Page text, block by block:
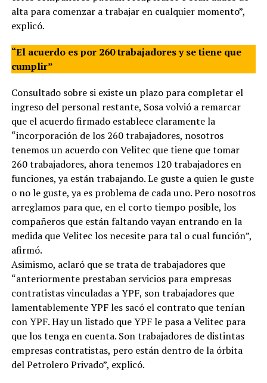
alta para comenzar a trabajar en cualquier momento”,
explicó.
“El acuerdo es por 260 trabajadores y se tiene que
cumplir”
Consultado sobre si existe un plazo para completar el
ingreso del personal restante, Sosa volvió a remarcar
que el acuerdo firmado establece claramente la
“incorporación de los 260 trabajadores, nosotros
tenemos un acuerdo con Velitec que tiene que tomar
260 trabajadores, ahora tenemos 120 trabajadores en
funciones, ya están trabajando. Le guste a quien le guste
o no le guste, ya es problema de cada uno. Pero nosotros
arreglamos para que, en el corto tiempo posible, los
compañeros que están faltando vayan entrando en la
medida que Velitec los necesite para tal o cual función”,
afirmó.
Asimismo, aclaró que se trata de trabajadores que
“anteriormente prestaban servicios para empresas
contratistas vinculadas a YPF, son trabajadores que
lamentablemente YPF les sacó el contrato que tenían
con YPF. Hay un listado que YPF le pasa a Velitec para
que los tenga en cuenta. Son trabajadores de distintas
empresas contratistas, pero están dentro de la órbita
del Petrolero Privado”, explicó.